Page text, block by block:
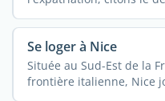
Se loger à Nice
Située au Sud-Est de la
frontière italienne, Nice